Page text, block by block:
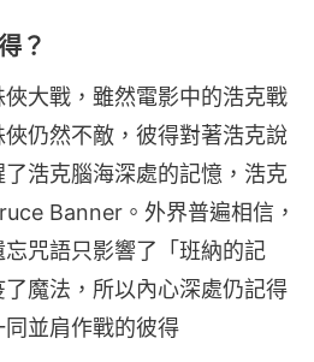
？
大戰，雖然電影中的浩克戰
仍然不敵，彼得對著浩克說
浩克腦海深處的記憶，浩克
Banner。外界普遍相信，
咒語只影響了「班納的記
魔法，所以內心深處仍記得
並肩作戰的彼得